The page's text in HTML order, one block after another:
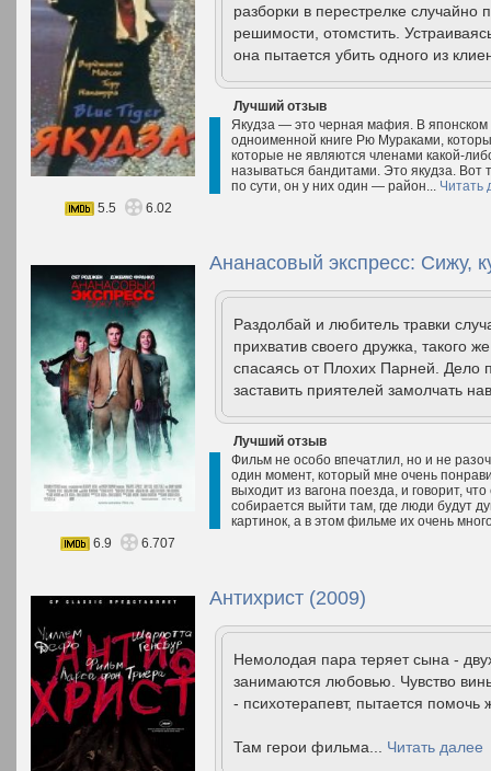
разборки в перестрелке случайно
решимости, отомстить.
она пытается убить одного из
Лучший отзыв
Якудза — это черная мафия. В японском
одноименной книге Рю Мураками,
которые не являются членами какой-
называться бандитами. Это якудза. Вот
по сути, он у них один — район... Читать
5.5
6.02
Ананасовый экспресс: Сижу,
Раздолбай и любитель травки
прихватив своего дружка, такого
спасаясь от Плохих Парней.
заставить приятелей замолчать
Лучший отзыв
Фильм не особо впечатлил, но и не
один момент, который мне очень
выходит из вагона поезда, и говорит,
собирается выйти там, где люди будут
картинок, а в этом фильме их очень
6.9
6.707
Антихрист (2009)
Немолодая пара теряет сына -
занимаются любовью. Чувство
- психотерапевт, пытается
Там герои фильма... Читать далее